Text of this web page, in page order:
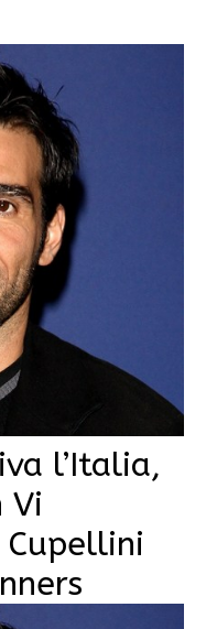
l’Italia,
Vi